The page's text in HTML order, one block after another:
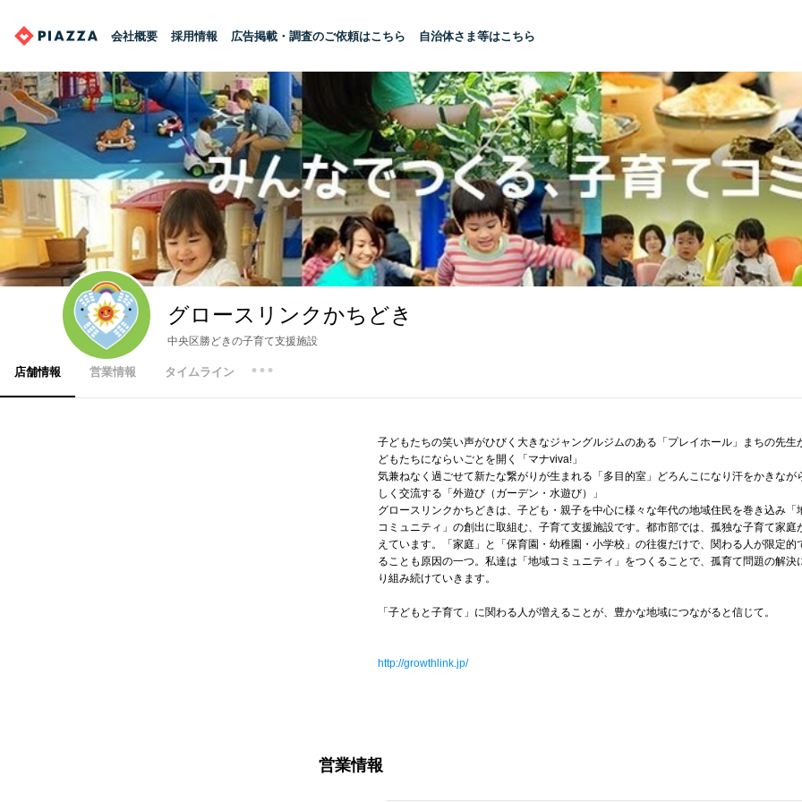
会社概要 採用情報 広告掲載・調査のご依頼はこちら 自治体さま等はこちら
グロースリンクかちどき
中央区勝どきの子育て支援施設
店舗情報 営業情報 タイムライン
子どもたちの笑い声がひびく大きなジャングルジムのある「プレイホール」まちの先生
どもたちにならいごとを開く「マナviva!」
気兼ねなく過ごせて新たな繋がりが生まれる「多目的室」どろんこになり汗をかきなが
しく交流する「外遊び（ガーデン・水遊び）」
グロースリンクかちどきは、子ども・親子を中心に様々な年代の地域住民を巻き込み「
コミュニティ」の創出に取組む、子育て支援施設です。都市部では、孤独な子育て家庭
えています。「家庭」と「保育園・幼稚園・小学校」の往復だけで、関わる人が限定的
ることも原因の一つ。私達は「地域コミュニティ」をつくることで、孤育て問題の解決
り組み続けていきます。
「子どもと子育て」に関わる人が増えることが、豊かな地域につながると信じて。
http://growthlink.jp/
営業情報